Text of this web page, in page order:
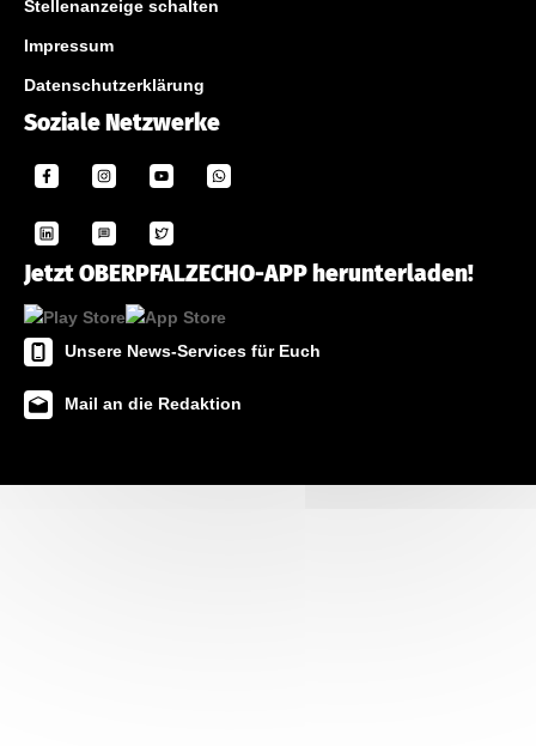
Stellenanzeige schalten
Impressum
Datenschutzerklärung
Soziale Netzwerke
Jetzt OBERPFALZECHO-APP herunterladen!
Unsere News-Services für Euch
Mail an die Redaktion